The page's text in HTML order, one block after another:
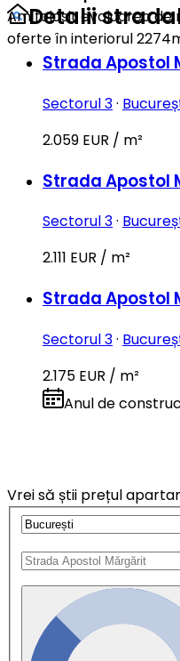
Am folosit evaluarea de
oferte în interiorul
Detalii
Strada Apostol
Sectorul 3·
2.059 EUR / m²
Strada Apostol
Sectorul 3·
2.111 EUR / m²
Strada Apostol
Sectorul 3·
2.175 EUR / m²
Anul de
Vrei să știi prețul